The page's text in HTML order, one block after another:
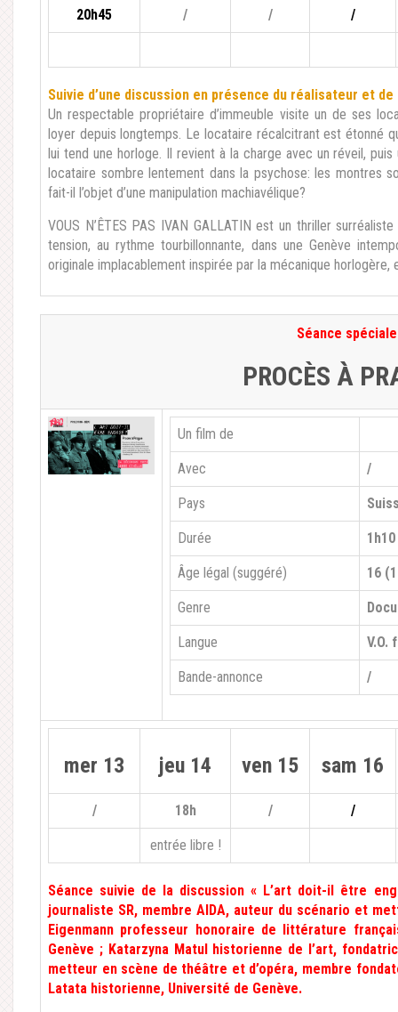
20h45 / / /
Suivie d’une discussion en présence du réalisateur et de
Un respectable propriétaire d’immeuble visite un de ses
loyer depuis longtemps. Le locataire récalcitrant est étonné
lui tend une horloge. Il revient à la charge avec un réveil,
locataire sombre lentement dans la psychose: les montres
fait-il l’objet d’une manipulation machiavélique?
VOUS N’ÊTES PAS IVAN GALLATIN est un thriller
tension, au rythme tourbillonnante, dans une Genève
originale implacablement inspirée par la mécanique horlogère,
Séance spéciale
PROCÈS À
Un film de
Avec /
Pays
Durée 1h10
Âge légal (suggéré) 16
Genre
Langue V.O.
Bande-annonce /
mer 13 jeu 14 ven 15 sam 16
/ 18h / /
entrée libre !
Séance suivie de la discussion « L’art doit-il être
journaliste SR, membre AlDA, auteur du scénario et
Eigenmann professeur honoraire de littérature
Genève ; Katarzyna Matul
historienne de l’art,
metteur en scène de théâtre et d’opéra, membre
Latata historienne, Université de Genève.